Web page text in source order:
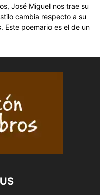
José Miguel nos trae su
cambia respecto a su
. Este poemario es el de un